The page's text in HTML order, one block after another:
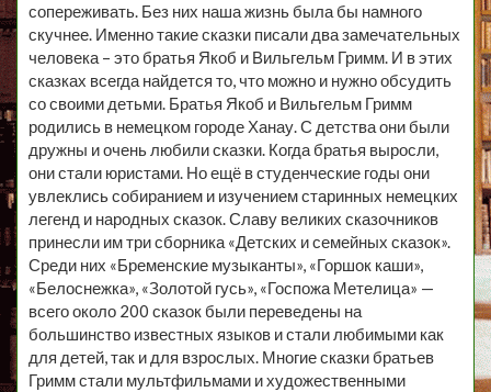
сопереживать. Без них наша жизнь была бы намного
скучнее. Именно такие сказки писали два замечательных
человека – это братья Якоб и Вильгельм Гримм. И в этих
сказках всегда найдется то, что можно и нужно обсудить
со своими детьми. Братья Якоб и Вильгельм Гримм
родились в немецком городе Ханау. С детства они были
дружны и очень любили сказки. Когда братья выросли,
они стали юристами. Но ещё в студенческие годы они
увлеклись собиранием и изучением старинных немецких
легенд и народных сказок. Славу великих сказочников
принесли им три сборника «Детских и семейных сказок».
Среди них «Бременские музыканты», «Горшок каши»,
«Белоснежка», «Золотой гусь», «Госпожа Метелица» —
всего около 200 сказок были переведены на
большинство известных языков и стали любимыми как
для детей, так и для взрослых. Многие сказки братьев
Гримм стали мультфильмами и художественными